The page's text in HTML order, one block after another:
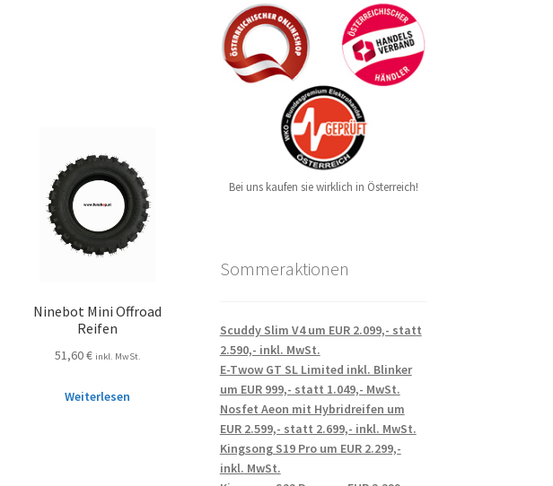
Ninebot Mini Offroad
Reifen
51,60€ inkl. MwSt.
Weiterlesen
Bei uns kaufen sie wirklich in Österreich!
Sommeraktionen
Scuddy Slim V4 um EUR 2.099,- statt
2.590,- inkl. MwSt.
E-Twow GT SL Limited inkl. Blinker
um EUR 999,- statt 1.049,- MwSt.
Nosfet Aeon mit Hybridreifen um
EUR 2.599,- statt 2.699,- inkl. MwSt.
Kingsong S19 Pro um EUR 2.299,-
inkl. MwSt.